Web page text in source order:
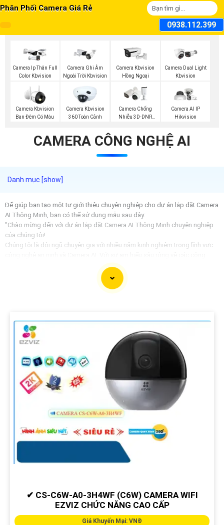
Phân Phối Camera Giá Rẻ
0938.112.399
Camera Ip Thân Full
Color Kbvision
Camera Ghi Âm
Ngoài Trời Kbvision
Camera Kbvision
Hồng Ngoại
Camera Dual Light
Kbvision
Camera Kbvision
Ban Đêm Có Màu
Camera Kbvision
360 Toàn Cảnh
Camera Chống
Nhiễu 3D-DNR
Camera AI IP
Hikvision
CAMERA CÔNG NGHỆ AI
Để giúp bạn tạo một tư giới thiệu chuyên nghiệp cho dự án lắp đặt Camera
AI Thông Minh, bạn có thể sử dụng mẫu sau đây:
"Chào mừng đến với dự án lắp đặt Camera AI Thông Minh chuyên nghiệp
của chúng tôi!
Chúng tôi là đội ngũ chuyên gia với nhiều năm kinh nghiệm trong lĩnh vực
Với việc tích hợp công nghệ AI thông minh vào hệ thống Camera, chúng tôi
nhận dạng khuôn mặt, phân loại đối tượng, và nhiều hơn nữa.
Hãy để chúng tôi giúp bạn xây dựng một hệ thống Camera AI Thông Minh
hoàn hảo, tự tin an ninh cho dự án của bạn. Hãy liên hệ với chúng tôi ngay
hôm nay để biết thêm thông tin chi tiết và nhận được sự tư vấn tận tình từ
đội ngũ chuyên gia của chúng tôi.
Trân trọng,"
Hy vọng mẫu này sẽ giúp bạn tạo ra một tư giới thiệu hấp dẫn cho dự án
lắp đặt Camera AI Thông Minh của bạn.
✔ CS-C6W-A0-3H4WF (C6W) CAMERA WIFI
EZVIZ CHỨC NĂNG CAO CẤP
Giá Khuyến Mại: VNĐ